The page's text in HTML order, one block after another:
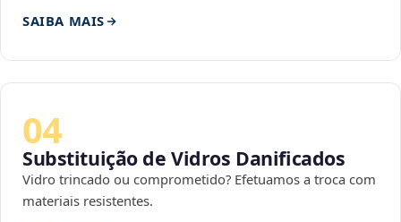
SAIBA MAIS
04
Substituição de Vidros Danificados
Vidro trincado ou comprometido? Efetuamos a troca com
materiais resistentes.